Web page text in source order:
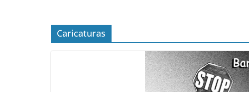
Caricaturas